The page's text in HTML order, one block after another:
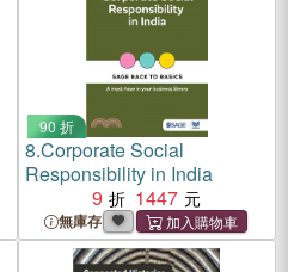
90 折
8.Corporate Social
Responsibility in India
9
1447
無庫存